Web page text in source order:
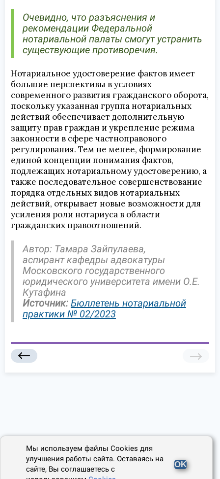
Очевидно, что разъяснения и
рекомендации Федеральной
нотариальной палаты смогут устранить
существующие противоречия.
Нотариальное удостоверение фактов имеет
большие перспективы в условиях
современного развития гражданского оборота,
поскольку указанная группа нотариальных
действий обеспечивает дополнительную
защиту прав граждан и укрепление режима
законности в сфере частноправового
регулирования. Тем не менее, формирование
единой концепции понимания фактов,
подлежащих нотариальному удостоверению, а
также последовательное совершенствование
порядка отдельных видов нотариальных
действий, открывает новые возможности для
усиления роли нотариуса в области
гражданских правоотношений.
Автор: Тамара Зайпулаева,
аспирант кафедры адвокатуры
Московского государственного
юридического университета имени О.Е.
Кутафина
Источник: Бюллетень нотариальной
практики № 02/2023
Мы используем файлы Cookies для
улучшения работы сайта. Оставаясь на
сайте, Вы соглашаетесь с
OK